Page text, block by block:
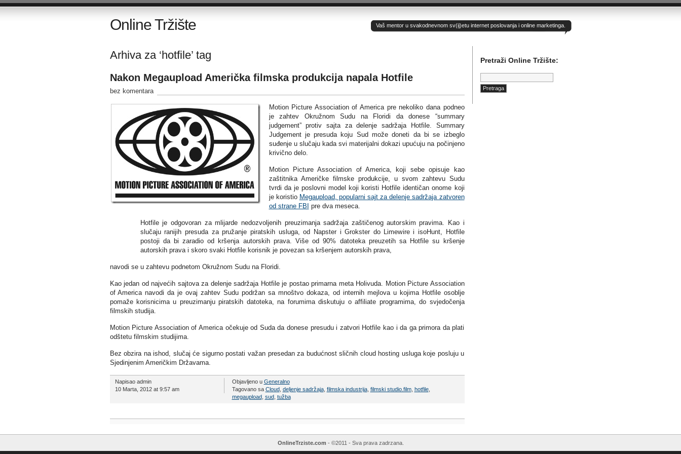
Online Tržište Vaš mentor u svakodnevnom sv(ij)etu internet poslovanja i online marketinga.
Arhiva za ‘hotfile’ tag
Nakon Megaupload Američka filmska produkcija napala Hotfile
bez komentara
Motion Picture Association of America pre nekoliko dana podneo
je zahtev Okružnom Sudu na Floridi da donese “summary
judgement” protiv sajta za delenje sadržaja Hotfile. Summary
Judgement je presuda koju Sud može doneti da bi se izbeglo
suđenje u slučaju kada svi materijalni dokazi upućuju na počinjeno
krivično delo.
Motion Picture Association of America, koji sebe opisuje kao
zaštitnika Američke filmske produkcije, u svom zahtevu Sudu
tvrdi da je poslovni model koji koristi Hotfile identičan onome koji
je koristio Megaupload, popularni sajt za delenje sadržaja zatvoren
od strane FBI pre dva meseca.
Hotfile je odgovoran za mlijarde nedozvoljenih preuzimanja sadržaja zaštičenog autorskim pravima. Kao i
slučaju ranijih presuda za pružanje piratskih usluga, od Napster i Grokster do Limewire i isoHunt, Hotfile
postoji da bi zaradio od kršenja autorskih prava. Više od 90% datoteka preuzetih sa Hotfile su kršenje
autorskih prava i skoro svaki Hotfile korisnik je povezan sa kršenjem autorskih prava,
navodi se u zahtevu podnetom Okružnom Sudu na Floridi.
Kao jedan od najvećih sajtova za delenje sadržaja Hotfile je postao primarna meta Holivuda. Motion Picture Association
of America navodi da je ovaj zahtev Sudu podržan sa mnoštvo dokaza, od internih mejlova u kojima Hotfile osoblje
pomaže korisnicima u preuzimanju piratskih datoteka, na forumima diskutuju o affiliate programima, do svjedočenja
filmskih studija.
Motion Picture Association of America očekuje od Suda da donese presudu i zatvori Hotfile kao i da ga primora da plati
odštetu filmskim studijima.
Bez obzira na ishod, slučaj će sigurno postati važan presedan za budućnost sličnih cloud hosting usluga koje posluju u
Sjedinjenim Američkim Državama.
Napisao admin
10 Marta, 2012 at 9:57 am
Objavljeno u Generalno
Tagovano sa Cloud, deljenje sadržaja, filmska industrija, filmski studio.film, hotfile,
megaupload, sud, tužba
Pretraži Online Tržište:
Pretraga:
OnlineTrziste.com - ©2011 - Sva prava zadrzana.